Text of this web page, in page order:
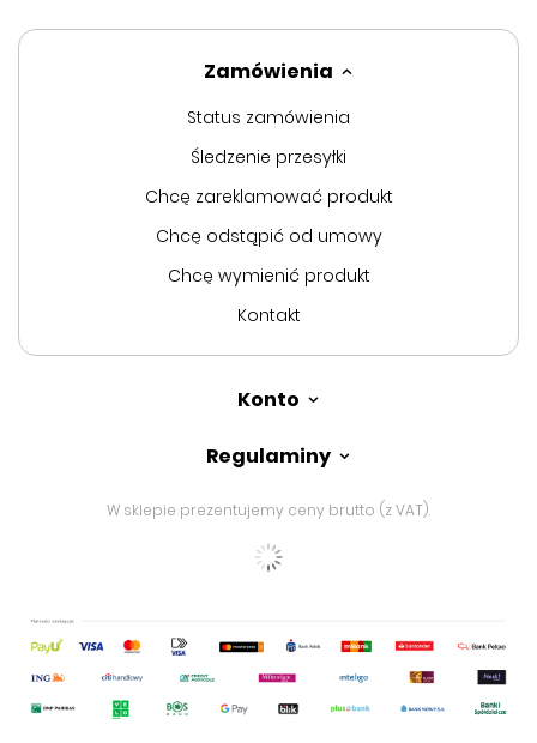
Zamówienia
Status zamówienia
Śledzenie przesyłki
Chcę zareklamować produkt
Chcę odstąpić od umowy
Chcę wymienić produkt
Kontakt
Konto
Regulaminy
W sklepie prezentujemy ceny brutto (z VAT).